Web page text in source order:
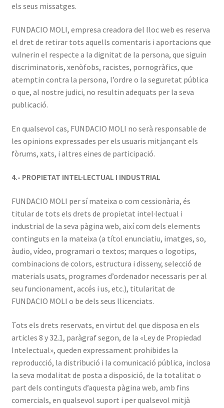
els seus missatges.
FUNDACIO MOLI, empresa creadora del lloc web es reserva
el dret de retirar tots aquells comentaris i aportacions que
vulnerin el respecte a la dignitat de la persona, que siguin
discriminatoris, xenòfobs, racistes, pornogràfics, que
atemptin contra la persona, l’ordre o la seguretat pública
o que, al nostre judici, no resultin adequats per la seva
publicació.
En qualsevol cas, FUNDACIO MOLI no serà responsable de
les opinions expressades per els usuaris mitjançant els
fòrums, xats, i altres eines de participació.
4.- PROPIETAT INTEL·LECTUAL I INDUSTRIAL
FUNDACIO MOLI per sí mateixa o com cessionària, és
titular de tots els drets de propietat intel·lectual i
industrial de la seva pàgina web, així com dels elements
continguts en la mateixa (a títol enunciatiu, imatges, so,
àudio, vídeo, programari o textos; marques o logotips,
combinacions de colors, estructura i disseny, selecció de
materials usats, programes d’ordenador necessaris per al
seu funcionament, accés i us, etc.), titularitat de
FUNDACIO MOLI o be dels seus llicenciats.
Tots els drets reservats, en virtut del que disposa en els
articles 8 y 32.1, paràgraf segon, de la «Ley de Propiedad
Intelectual», queden expressament prohibides la
reproducció, la distribució i la comunicació pública, inclosa
la seva modalitat de posta a disposició, de la totalitat o
part dels continguts d’aquesta pàgina web, amb fins
comercials, en qualsevol suport i per qualsevol mitjà